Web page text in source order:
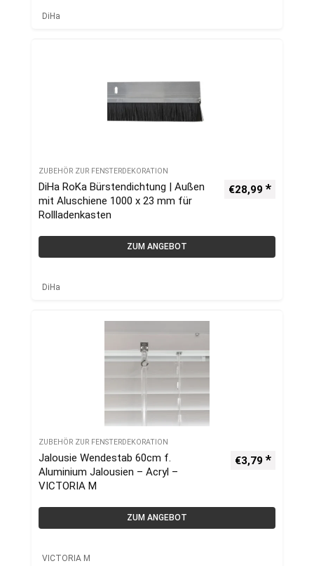
DiHa
ZUBEHÖR ZUR FENSTERDEKORATION
DiHa RoKa Bürstendichtung | Außen
mit Aluschiene 1000 x 23 mm für
Rollladenkasten
€28,99
ZUM ANGEBOT
DiHa
ZUBEHÖR ZUR FENSTERDEKORATION
Jalousie Wendestab 60cm f.
Aluminium Jalousien – Acryl –
VICTORIA M
€3,79
ZUM ANGEBOT
VICTORIA M